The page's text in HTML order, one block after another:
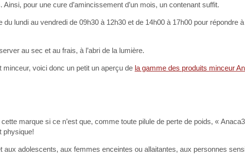
pour une cure d’amincissement d’un mois, un contenant suffit.
lundi au vendredi de 09h30 à 12h30 et de 14h00 à 17h00 pour répondre
au sec et au frais, à l’abri de la lumière.
voici donc un petit un aperçu de la gamme des produits minceur
marque si ce n’est que, comme toute pilule de perte de poids, «
physique!
adolescents, aux femmes enceintes ou allaitantes, aux personnes